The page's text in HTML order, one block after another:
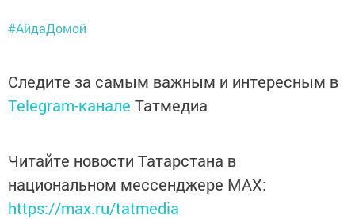
#АйдаДомой
Следите за самым важным и интересным в
Telegram-канале Татмедиа
Читайте новости Татарстана в
национальном мессенджере MАХ:
https://max.ru/tatmedia